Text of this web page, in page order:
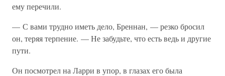
ему перечили.
— С вами трудно иметь дело, Бреннан, — резко бросил
он, теряя терпение. — Не забудьте, что есть ведь и другие
пути.
Он посмотрел на Ларри в упор, в глазах его была